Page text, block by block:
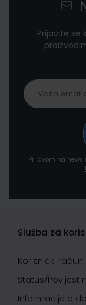
Prijavite se
Prijavom na
Služba za
Korisnički račun
Status/Povijest
Informacije o